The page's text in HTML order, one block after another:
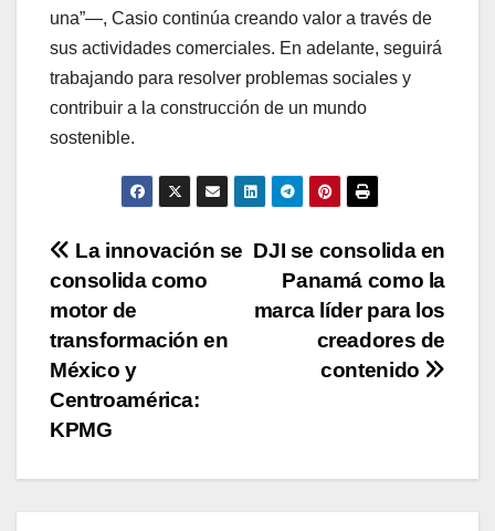
una”—, Casio continúa creando valor a través de
sus actividades comerciales. En adelante, seguirá
trabajando para resolver problemas sociales y
contribuir a la construcción de un mundo
sostenible.
Navegación
de
entradas
DJI se consolida en
Panamá como la
marca líder para los
creadores de
contenido
La innovación se
consolida como
motor de
transformación en
México y
Centroamérica:
KPMG